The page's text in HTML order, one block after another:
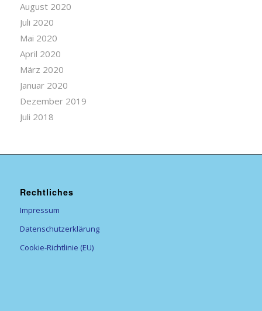
August 2020
Juli 2020
Mai 2020
April 2020
März 2020
Januar 2020
Dezember 2019
Juli 2018
Rechtliches
Impressum
Datenschutzerklärung
Cookie-Richtlinie (EU)